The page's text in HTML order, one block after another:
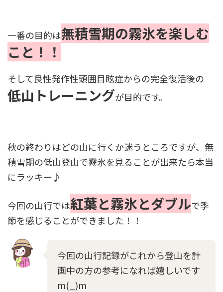
一番の目的は無積雪期の霧氷を楽しむ
こと！！
そして良性発作性頭囲目眩症からの完全復活後の
低山トレーニングが目的です。
秋の終わりはどの山に行くか迷うところですが、無
積雪期の低山登山で霧氷を見ることが出来たら本当
にラッキー♪
今回の山行では紅葉と霧氷とダブルで季
節を感じることができました！！
今回の山行記録がこれから登山を計
画中の方の参考になれば嬉しいです
m(_)m